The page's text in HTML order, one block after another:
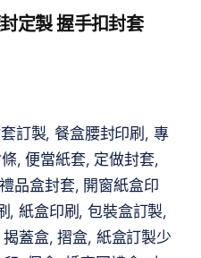
定製 握手扣封套